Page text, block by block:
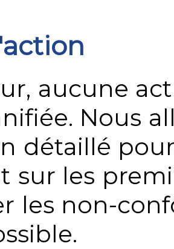
aucune
Nous
détaillé
sur les
les non-